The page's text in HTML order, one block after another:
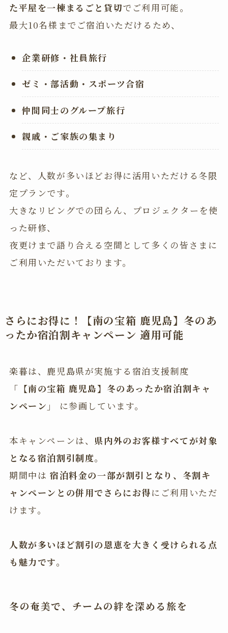
た平屋を一棟まるごと貸切でご利用可能。
最大10名様までご宿泊いただけるため、
企業研修・社員旅行
ゼミ・部活動・スポーツ合宿
仲間同士のグループ旅行
親戚・ご家族の集まり
など、人数が多いほどお得に活用いただける冬限
定プランです。
大きなリビングでの団らん、プロジェクターを使
った研修、
夜更けまで語り合える空間として多くの皆さまに
ご利用いただいております。
さらにお得に！【南の宝箱 鹿児島】冬のあ
ったか宿泊割キャンペーン 適用可能
楽暮は、鹿児島県が実施する宿泊支援制度
「【南の宝箱 鹿児島】冬のあったか宿泊割キャ
ンペーン」
に参画しています。
本キャンペーンは、 県内外のお客様すべてが対象
となる宿泊割引制度。
期間中は 宿泊料金の一部が割引となり、冬割キ
ャンペーンとの併用でさらにお得にご利用いただ
けます。
人数が多いほど割引の恩恵を大きく受けられる点
も魅力です。
冬の奄美で、チームの絆を深める旅を